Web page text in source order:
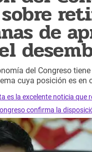
de
del Congreso
cuya posición es en
es la excelente noticia
confirma la